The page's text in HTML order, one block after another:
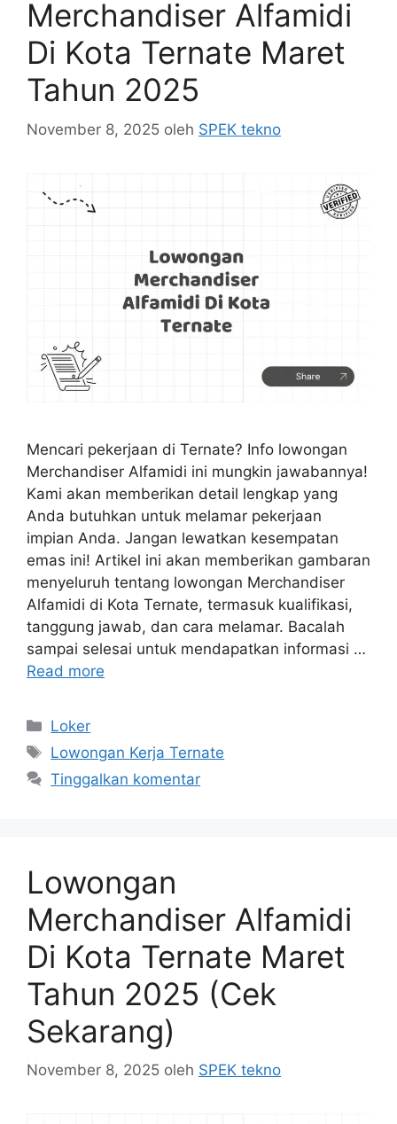
Merchandiser Alfamidi
Di Kota Ternate Maret
Tahun 2025
November 8, 2025 oleh SPEK tekno
Mencari pekerjaan di Ternate? Info lowongan
Merchandiser Alfamidi ini mungkin jawabannya!
Kami akan memberikan detail lengkap yang
Anda butuhkan untuk melamar pekerjaan
impian Anda. Jangan lewatkan kesempatan
emas ini! Artikel ini akan memberikan gambaran
menyeluruh tentang lowongan Merchandiser
Alfamidi di Kota Ternate, termasuk kualifikasi,
tanggung jawab, dan cara melamar. Bacalah
sampai selesai untuk mendapatkan informasi …
Read more
Kategori
Loker
Tag
Lowongan Kerja Ternate
Tinggalkan komentar
Lowongan
Merchandiser Alfamidi
Di Kota Ternate Maret
Tahun 2025 (Cek
Sekarang)
November 8, 2025 oleh SPEK tekno